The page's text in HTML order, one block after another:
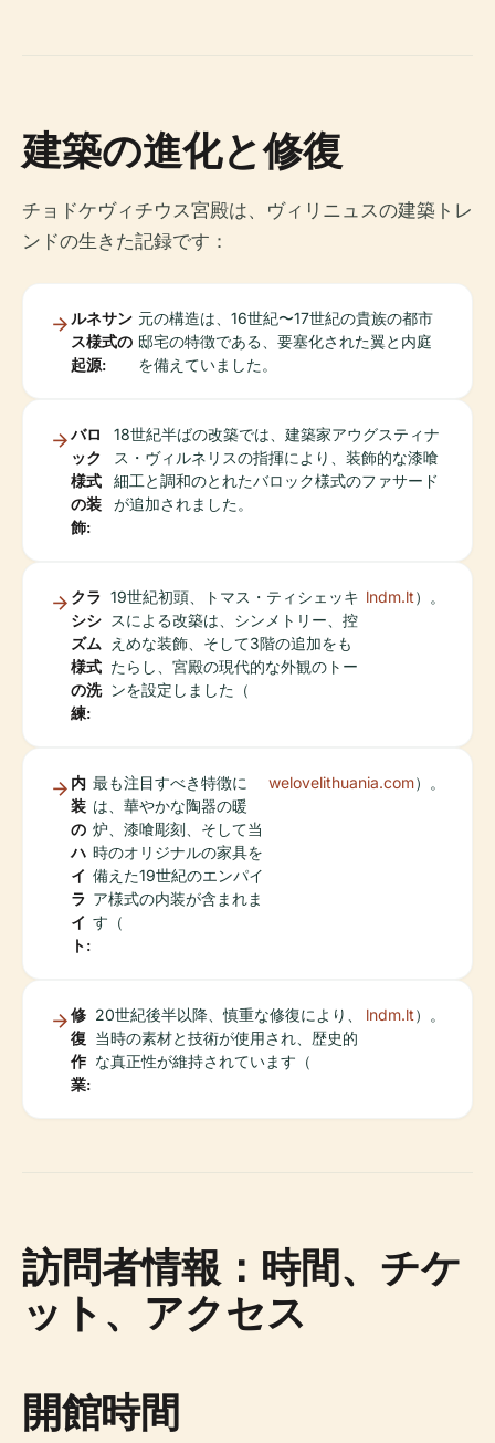
建築の進化と修復
チョドケヴィチウス宮殿は、ヴィリニュスの建築トレ
ンドの生きた記録です：
ルネサン
ス様式の
起源:
元の構造は、16世紀〜17世紀の貴族の都市
邸宅の特徴である、要塞化された翼と内庭
を備えていました。
バロ
ック
様式
の装
飾:
18世紀半ばの改築では、建築家アウグスティナ
ス・ヴィルネリスの指揮により、装飾的な漆喰
細工と調和のとれたバロック様式のファサード
が追加されました。
クラ
シシ
ズム
様式
の洗
練:
19世紀初頭、トマス・ティシェッキ
スによる改築は、シンメトリー、控
えめな装飾、そして3階の追加をも
たらし、宮殿の現代的な外観のトー
ンを設定しました（
lndm.lt）。
内
装
の
ハ
イ
ラ
イ
ト:
最も注目すべき特徴に
は、華やかな陶器の暖
炉、漆喰彫刻、そして当
時のオリジナルの家具を
備えた19世紀のエンパイ
ア様式の内装が含まれま
す（
welovelithuania.com）。
修
復
作
業:
20世紀後半以降、慎重な修復により、
当時の素材と技術が使用され、歴史的
な真正性が維持されています（
lndm.lt）。
訪問者情報：時間、チケ
ット、アクセス
開館時間